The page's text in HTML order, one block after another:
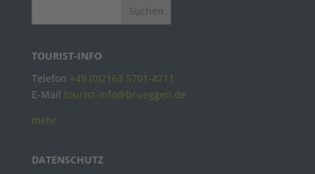
TOURIST-INFO
Telefon +49 (0)2163 5701-4711
E-Mail tourist-info@brueggen.de
mehr
DATENSCHUTZ